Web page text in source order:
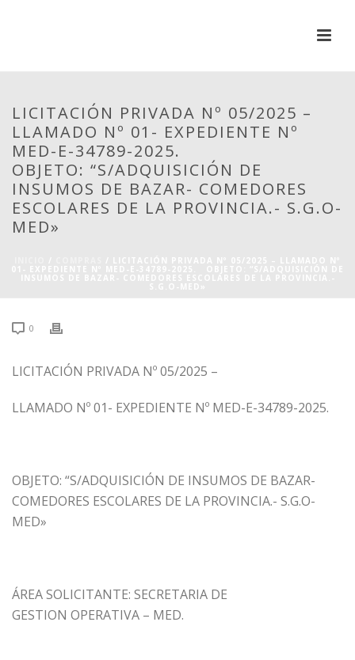
LICITACIÓN PRIVADA Nº 05/2025 –
LLAMADO Nº 01- EXPEDIENTE Nº
MED-E-34789-2025.
OBJETO: “S/ADQUISICIÓN DE
INSUMOS DE BAZAR- COMEDORES
ESCOLARES DE LA PROVINCIA.- S.G.O-
MED»
0
LICITACIÓN PRIVADA Nº 05/2025 –
LLAMADO Nº 01- EXPEDIENTE Nº MED-E-34789-2025.
OBJETO: “S/ADQUISICIÓN DE INSUMOS DE BAZAR-
COMEDORES ESCOLARES DE LA PROVINCIA.- S.G.O-
MED»
ÁREA SOLICITANTE: SECRETARIA DE
GESTION OPERATIVA – MED.